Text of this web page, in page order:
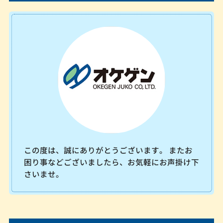
この度は、誠にありがとうございます。 またお
困り事などございましたら、お気軽にお声掛け下
さいませ。